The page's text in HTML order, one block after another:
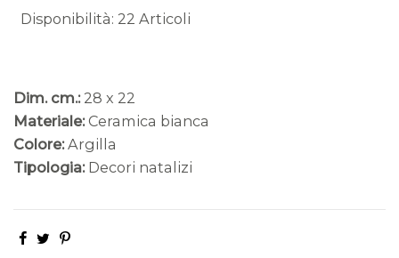
Disponibilità: 22 Articoli
Dim. cm.: 28 x 22
Materiale: Ceramica bianca
Colore: Argilla
Tipologia: Decori natalizi